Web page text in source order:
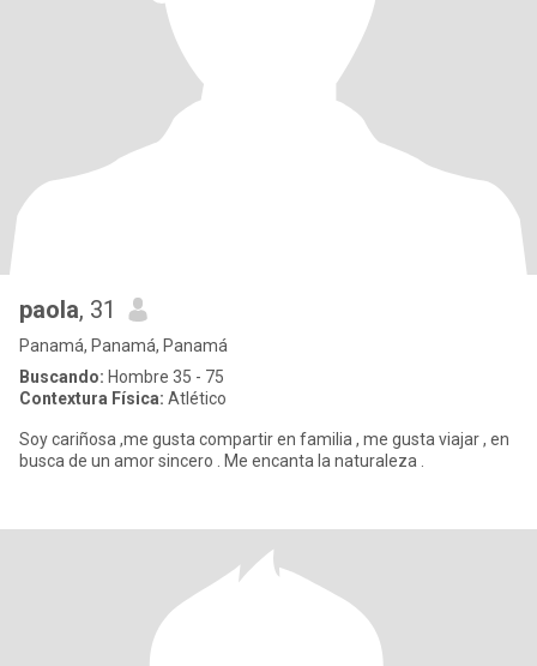
paola, 31
Panamá, Panamá, Panamá
Buscando: Hombre 35 - 75
Contextura Física: Atlético
Soy cariñosa ,me gusta compartir en familia , me gusta viajar , en
busca de un amor sincero . Me encanta la naturaleza .